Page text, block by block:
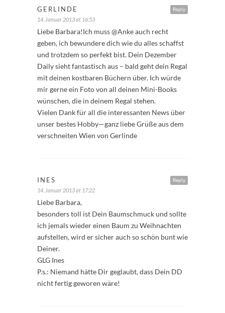
Reply
GERLINDE
14. Januar 2013 at 16:53
Liebe Barbara!Ich muss @Anke auch recht
geben, ich bewundere dich wie du alles schaffst
und trotzdem so perfekt bist. Dein Dezember
Daily sieht fantastisch aus – bald geht dein Regal
mit deinen kostbaren Büchern über. Ich würde
mir gerne ein Foto von all deinen Mini-Books
wünschen, die in deinem Regal stehen.
Vielen Dank für all die interessanten News über
unser bestes Hobby—ganz liebe Grüße aus dem
verschneiten Wien von Gerlinde
Reply
INES
14. Januar 2013 at 17:22
Liebe Barbara,
besonders toll ist Dein Baumschmuck und sollte
ich jemals wieder einen Baum zu Weihnachten
aufstellen, wird er sicher auch so schön bunt wie
Deiner.
GLG Ines
P.s.: Niemand hätte Dir geglaubt, dass Dein DD
nicht fertig geworen wäre!